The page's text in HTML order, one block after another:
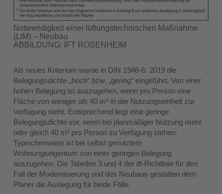
Notwendigkeit einer lüftungstechnischen Maßnahme
(LtM) – Neubau
ABBILDUNG: IFT ROSENHEIM
Als neues Kriterium wurde in DIN 1946-6: 2019 die
Belegungsdichte „hoch“ bzw. „gering“ eingeführt. Von einer
hohen Belegung ist auszugehen, wenn pro Person eine
Fläche von weniger als 40 m² in der Nutzungseinheit zur
Verfügung steht. Entsprechend liegt eine geringe
Belegungsdichte vor, wenn bei planmäßiger Nutzung mehr
oder gleich 40 m² pro Person zu Verfügung stehen.
Typischerweise ist bei selbst genutztem
Wohnungseigentum von einer geringen Belegung
auszugehen. Die Tabellen 3 und 4 der ift-Richtlinie für den
Fall der Modernisierung und des Neubaus gestatten dem
Planer die Auslegung für beide Fälle.